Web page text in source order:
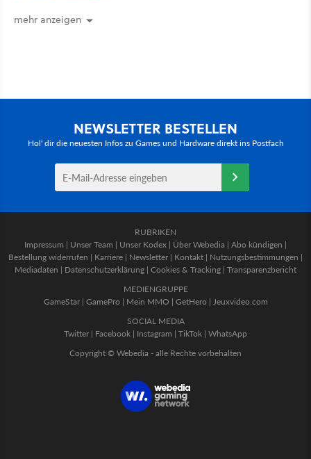
mehr anzeigen
NEWSLETTER BESTELLEN
Hol' dir die neuesten Infos zu Games und Hardware direkt ins Postfach
RUBRIKEN
Impressum | Unser Team | Unser Kodex | Über Webedia | Abo kündigen |
Bestellung widerrufen | Karriere | Newsletter | Kontakt | Nutzungsbestimmungen |
Mediadaten | Datenschutzerklärung | Cookies & Tracking | Transparenzbericht
MEDIENGRUPPE
GameStar| GamePro | Mein MMO | GetHero | Jeuxvideo.com
SOCIAL MEDIA
Twitter | Facebook | Instagram | TikTok | WhatsApp
Copyright © Webedia - alle Rechte vorbehalten